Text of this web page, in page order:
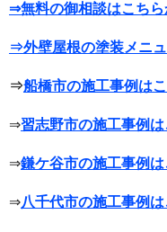
⇒無料の御相談はこちら
⇒外壁屋根の塗装メニ
⇒船橋市の施工事例は
⇒習志野市の施工事例
⇒鎌ケ谷市の施工事例
⇒八千代市の施工事例